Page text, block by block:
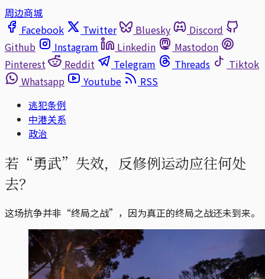
周边商城
Facebook
Twitter Bluesky
Discord
Github
Instagram Linkedin
Mastodon
Pinterest
Reddit Telegram Threads
Tiktok
Whatsapp
Youtube
RSS
逃犯条例
中港关系
政治
若“勇武”失效，反修例运动应往何处
去？
这场抗争并非“终局之战”，因为真正的终局之战还未到来。